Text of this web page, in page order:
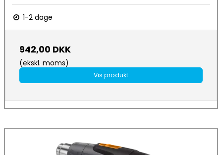
1-2 dage
942,00 DKK
(ekskl. moms)
Vis produkt